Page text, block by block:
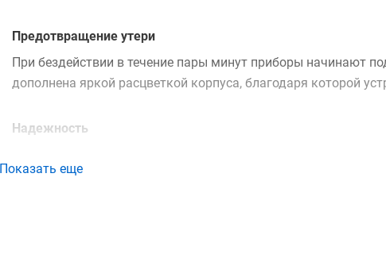
Предотвращение утери
При бездействии в течение пары минут приборы начинают
дополнена яркой расцветкой корпуса, благодаря которой
Надежность
оборудования при работе в сыром грунте и мокрой траве.
Показать еще